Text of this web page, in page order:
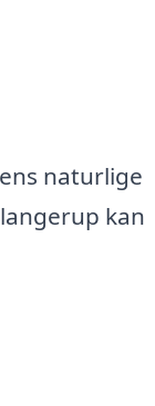
naturlige
kan